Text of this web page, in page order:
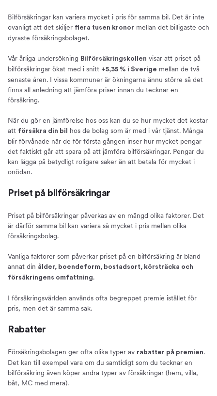
Bilförsäkringar kan variera mycket i pris för samma bil. Det är inte
ovanligt att det skiljer flera tusen kronor mellan det billigaste och
dyraste försäkringsbolaget.
Vår årliga undersökning Bilförsäkringskollen visar att priset på
bilförsäkringar ökat med i snitt +5,35 % i Sverige mellan de två
senaste åren. I vissa kommuner är ökningarna ännu större så det
finns all anledning att jämföra priser innan du tecknar en
försäkring.
När du gör en jämförelse hos oss kan du se hur mycket det kostar
att försäkra din bil
hos de bolag som är med i vår tjänst. Många
blir förvånade när de för första gången inser hur mycket pengar
det faktiskt går att spara på att jämföra bilförsäkringar. Pengar du
kan lägga på betydligt roligare saker än att betala för mycket i
onödan.
Priset på bilförsäkringar
Priset på bilförsäkringar påverkas av en mängd olika faktorer. Det
är därför samma bil kan variera så mycket i pris mellan olika
försäkringsbolag.
Vanliga faktorer som påverkar priset på en bilförsäkring är bland
annat din ålder, boendeform, bostadsort, körsträcka och
försäkringens omfattning.
I försäkringsvärlden används ofta begreppet premie istället för
pris, men det är samma sak.
Rabatter
Försäkringsbolagen ger ofta olika typer av rabatter på premien.
Det kan till exempel vara om du samtidigt som du tecknar en
bilförsäkring även köper andra typer av försäkringar (hem, villa,
båt, MC med mera).